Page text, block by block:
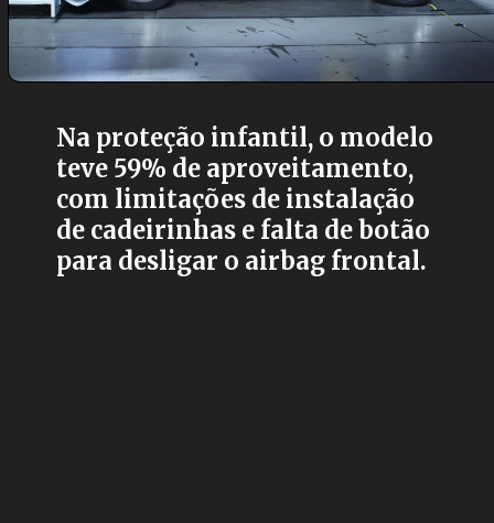
Na proteção infantil, o modelo
teve 59% de aproveitamento,
com limitações de instalação
de cadeirinhas e falta de botão
para desligar o airbag frontal.